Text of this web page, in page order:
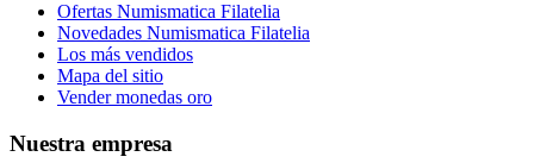
Ofertas Numismatica Filatelia
Novedades Numismatica Filatelia
Los más vendidos
Mapa del sitio
Vender monedas oro
Nuestra empresa